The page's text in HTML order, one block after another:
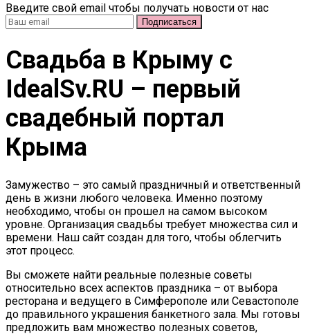
Введите свой email чтобы получать новости от нас
Свадьба в Крыму c
IdealSv.RU – первый
свадебный портал
Крыма
Замужество – это самый праздничный и ответственный
день в жизни любого человека. Именно поэтому
необходимо, чтобы он прошел на самом высоком
уровне. Организация свадьбы требует множества сил и
времени. Наш сайт создан для того, чтобы облегчить
этот процесс.
Вы сможете найти реальные полезные советы
относительно всех аспектов праздника – от выбора
ресторана и ведущего в Симферополе или Севастополе
до правильного украшения банкетного зала. Мы готовы
предложить вам множество полезных советов,